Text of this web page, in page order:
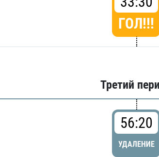
ГОЛ!!!
Третий
56:20
УДАЛЕНИЕ